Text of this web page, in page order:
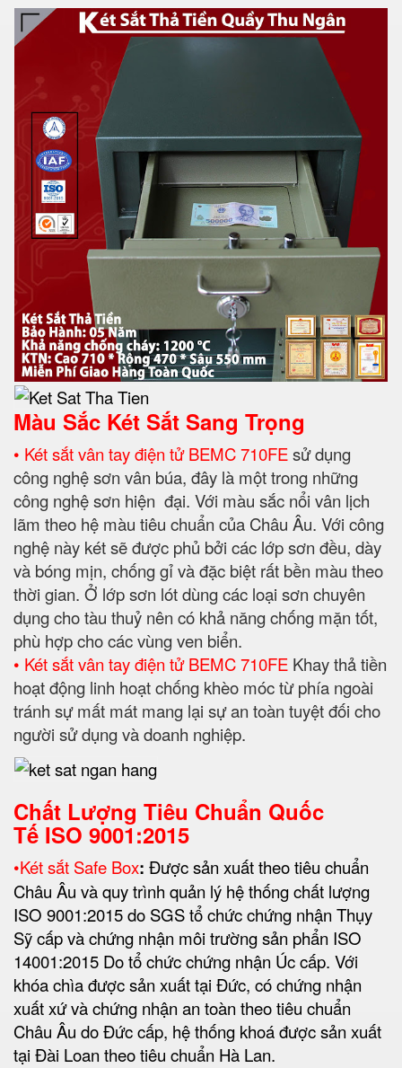
Màu Sắc Két Sắt Sang Trọng
• Két sắt vân tay điện tử BEMC 710FEsử dụng
công nghệ sơn vân búa, đây là một trong những
công nghệ sơn hiện đại. Với màu sắc nổi vân lịch
lãm theo hệ màu tiêu chuẩn của Châu Âu. Với công
nghệ này két sẽ được phủ bởi các lớp sơn đều, dày
và bóng mịn, chống gỉ và đặc biệt rất bền màu theo
thời gian. Ở lớp sơn lót dùng các loại sơn chuyên
dụng cho tàu thuỷ nên có khả năng chống mặn tốt,
phù hợp cho các vùng ven biển.
• Két sắt vân tay điện tử BEMC 710FE Khay thả tiền
hoạt động linh hoạt chống khèo móc từ phía ngoài
tránh sự mất mát mang lại sự an toàn tuyệt đối cho
người sử dụng và doanh nghiệp.
Chất Lượng Tiêu Chuẩn Quốc
Tế ISO 9001:2015
•Két sắt Safe Box: Được sản xuất theo tiêu chuẩn
Châu Âu và quy trình quản lý hệ thống chất lượng
ISO 9001:2015 do SGS tổ chức chứng nhận Thụy
Sỹ cấp và chứng nhận môi trường sản phẩn ISO
14001:2015 Do tổ chức chứng nhận Úc cấp. Với
khóa chìa được sản xuất tại Đức, có chứng nhận
xuất xứ và chứng nhận an toàn theo tiêu chuẩn
Châu Âu do Đức cấp, hệ thống khoá được sản xuất
tại Đài Loan theo tiêu chuẩn Hà Lan.